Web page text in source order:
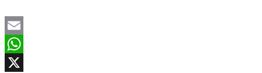
Email
WhatsApp